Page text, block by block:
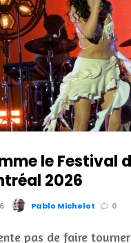
le Festival
2026
Pablo Michelot 0
pas de faire